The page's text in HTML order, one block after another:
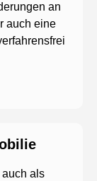
an
auch eine
auch als